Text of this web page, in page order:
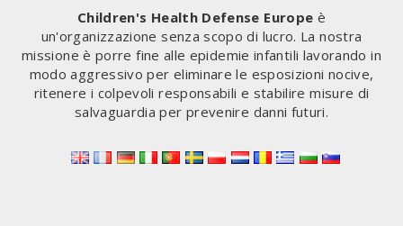
DIVENTARE
LEADER
GLOBALE
NELLA
“COOPERAZIONE”
PUBBLICO-
Children's Health Defense Europe è
un'organizzazione senza scopo di lucro. La nostra
missione è porre fine alle epidemie infantili lavorando in
modo aggressivo per eliminare le esposizioni nocive,
ritenere i colpevoli responsabili e stabilire misure di
salvaguardia per prevenire danni futuri.